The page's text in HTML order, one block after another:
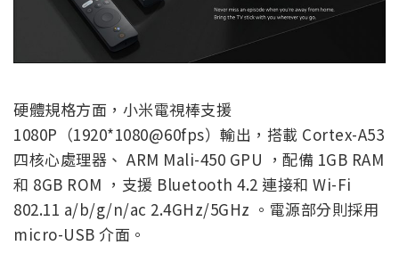
硬體規格方面，小米電視棒支援
1080P（1920*1080@60fps）輸出，搭載 Cortex-A53
四核心處理器、 ARM Mali-450 GPU ，配備 1GB RAM
和 8GB ROM ，支援 Bluetooth 4.2 連接和 Wi-Fi
802.11 a/b/g/n/ac 2.4GHz/5GHz 。電源部分則採用
micro-USB 介面。